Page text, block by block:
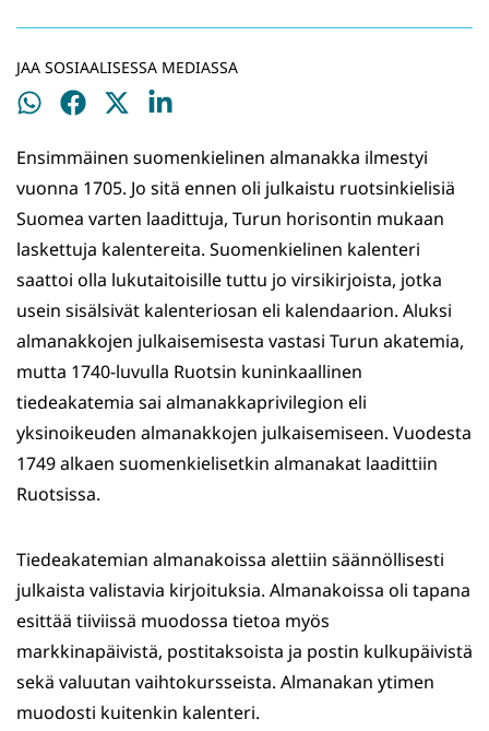
JAA SOSIAALISESSA MEDIASSA
Jaa
Jaa
Jaa
Jaa
Ensimmäinen suomenkielinen almanakka ilmestyi
vuonna 1705. Jo sitä ennen oli julkaistu ruotsinkielisiä
Suomea varten laadittuja, Turun horisontin mukaan
laskettuja kalentereita. Suomenkielinen kalenteri
saattoi olla lukutaitoisille tuttu jo virsikirjoista, jotka
usein sisälsivät kalenteriosan eli kalendaarion. Aluksi
almanakkojen julkaisemisesta vastasi Turun akatemia,
mutta 1740-luvulla Ruotsin kuninkaallinen
tiedeakatemia sai almanakkaprivilegion eli
yksinoikeuden almanakkojen julkaisemiseen. Vuodesta
1749 alkaen suomenkielisetkin almanakat laadittiin
Ruotsissa.
Tiedeakatemian almanakoissa alettiin säännöllisesti
julkaista valistavia kirjoituksia. Almanakoissa oli tapana
esittää tiiviissä muodossa tietoa myös
markkinapäivistä, postitaksoista ja postin kulkupäivistä
sekä valuutan vaihtokursseista. Almanakan ytimen
muodosti kuitenkin kalenteri.